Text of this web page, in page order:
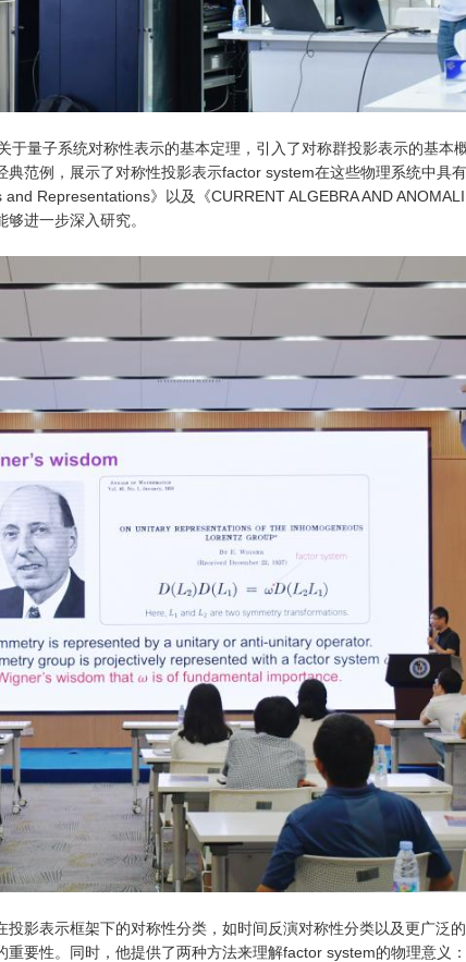
于量子系统对称性表示的基本定理，引入了对称群投影表示的基本
典范例，展示了对称性投影表示factor system在这些物理系统中具
Representations》以及《CURRENT ALGEBRA AND
进一步深入研究。
影表示框架下的对称性分类，如时间反演对称性分类以及更广泛
重要性。同时，他提供了两种方法来理解factor system的物理意义